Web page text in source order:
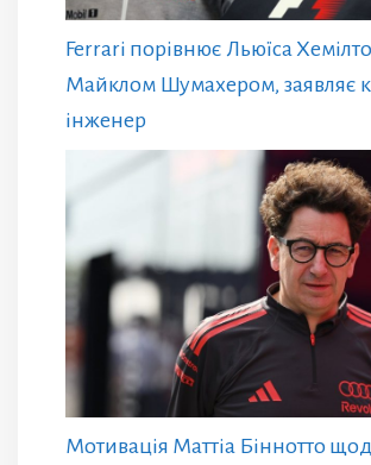
Ferrari порівнює Льюїса
Майклом Шумахером, заявляє
інженер
Мотивація Маттіа Біннотто